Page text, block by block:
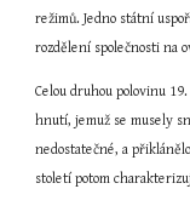
režimů. Jedno státní
rozdělení společnosti na
Celou druhou polovinu
hnutí, jemuž se musely
nedostatečné, a
století potom